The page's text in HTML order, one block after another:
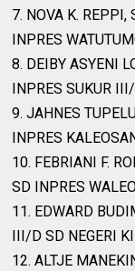
7. NOVA K. REPPI,
INPRES
8. DEIBY ASYENI
INPRES SUKUR
9. JAHNES
INPRES
10. FEBRIANI F.
SD INPRES
11. EDWARD
III/D SD NEGERI
12. ALTJE